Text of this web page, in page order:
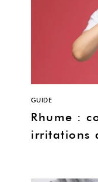
GUIDE
Rhume :
irritations